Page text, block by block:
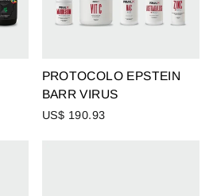
PROTOCOLO EPSTEIN
BARR VIRUS
US$ 190.93